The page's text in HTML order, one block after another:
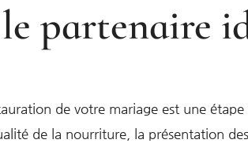
partenaire
de votre mariage est une
de la nourriture, la présentation